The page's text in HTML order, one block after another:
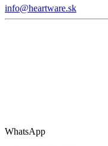
info@heartware.sk
WhatsApp